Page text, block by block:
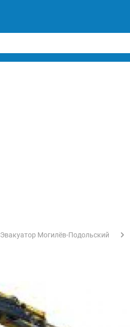
Эвакуатор Могилёв-Подольский